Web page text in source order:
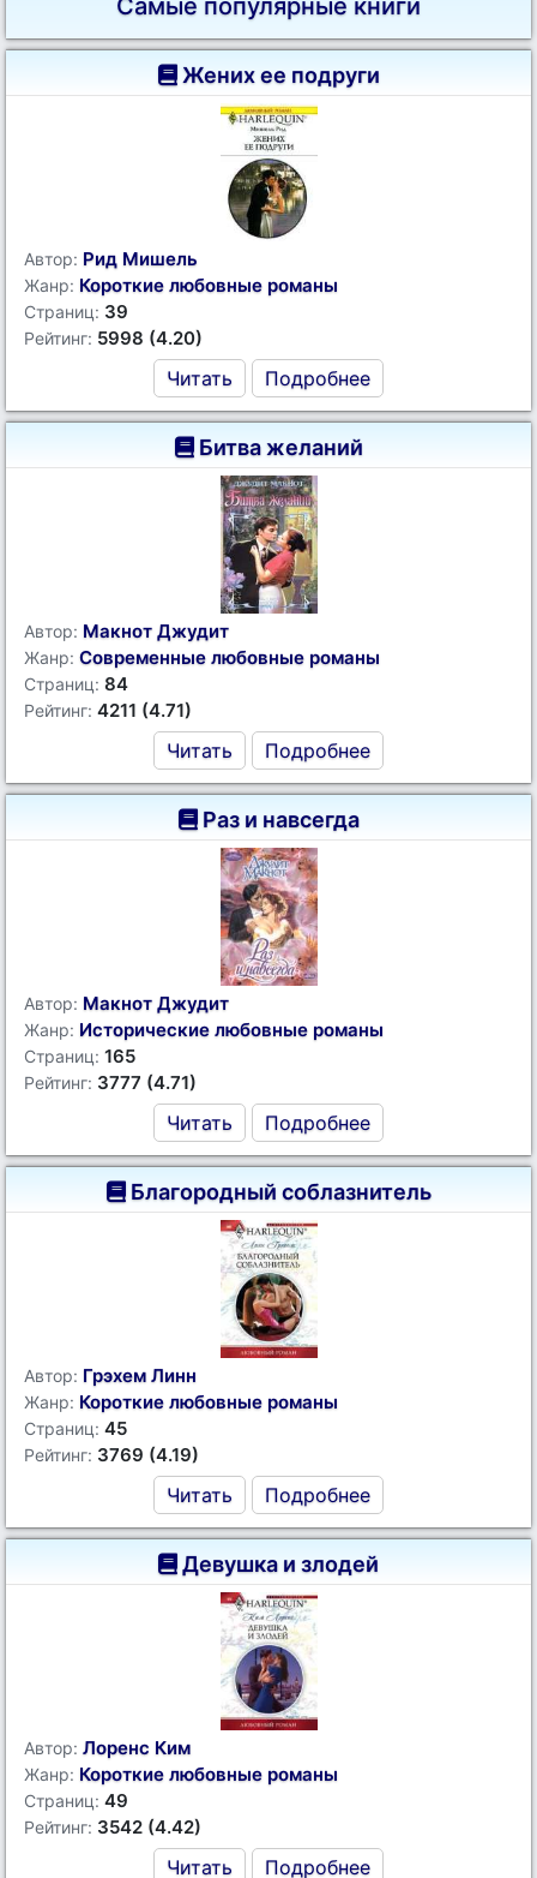
Самые популярные книги
Жених ее подруги
Автор: Рид Мишель
Жанр: Короткие любовные романы
Страниц: 39
Рейтинг: 5998 (4.20)
Читать Подробнее
Битва желаний
Автор: Макнот Джудит
Жанр: Современные любовные романы
Страниц: 84
Рейтинг: 4211 (4.71)
Читать Подробнее
Раз и навсегда
Автор: Макнот Джудит
Жанр: Исторические любовные романы
Страниц: 165
Рейтинг: 3777 (4.71)
Читать Подробнее
Благородный соблазнитель
Автор: Грэхем Линн
Жанр: Короткие любовные романы
Страниц: 45
Рейтинг: 3769 (4.19)
Читать Подробнее
Девушка и злодей
Автор: Лоренс Ким
Жанр: Короткие любовные романы
Страниц: 49
Рейтинг: 3542 (4.42)
Читать Подробнее